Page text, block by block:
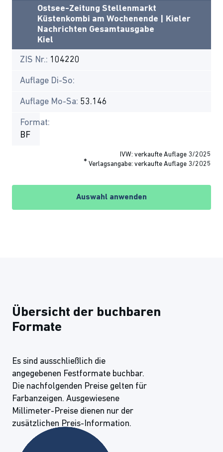
Ostsee-Zeitung Stellenmarkt
Küstenkombi am Wochenende | Kieler
Nachrichten Gesamtausgabe
Kiel
ZIS Nr.: 104220
Auflage Di-So:
Auflage Mo-Sa: 53.146
Format:
BF
IVW: verkaufte Auflage 3/2025
* Verlagsangabe: verkaufte Auflage 3/2025
Auswahl anwenden
Übersicht der buchbaren
Formate
Es sind ausschließlich die
angegebenen Festformate buchbar.
Die nachfolgenden Preise gelten für
Farbanzeigen. Ausgewiesene
Millimeter-Preise dienen nur der
zusätzlichen Preis-Information.